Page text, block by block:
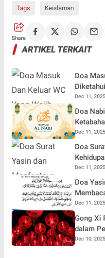
Tags Keislaman
Share
ARTIKEL TERKAIT
Doa
Dec 11, 2025
Doa
Dec 11, 2025
Doa
Dec 11, 2025
Doa
Dec 11, 2025
Gong Xi
dalam
Dec 10, 2025